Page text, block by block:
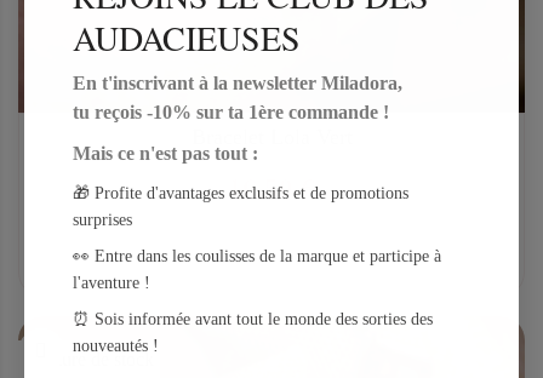
16,50 €
Ajouter au panier
AUDACIEUSES
En t'inscrivant à la newsletter Miladora,
tu reçois -10% sur ta 1ère commande !
Mais ce n'est pas tout :
🎁 Profite d'avantages exclusifs et de promotions
surprises
👀 Entre dans les coulisses de la marque et participe à
l'aventure !
⏰ Sois informée avant tout le monde des sorties des
nouveautés !